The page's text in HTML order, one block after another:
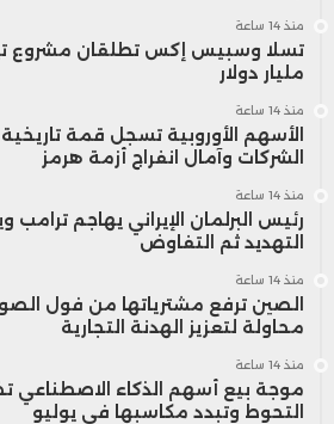
منذ 14 ساعة
مليار دولار
منذ 14 ساعة
الأسهم الأوروبية تسجل قمة
الشركات وآمال انفراج أزمة هرمز
منذ 14 ساعة
رئيس البرلمان الإيراني يهاجم
التهديد ثم التفاوض
منذ 14 ساعة
الصين ترفع مشترياتها من فول
محاولة لتعزيز الهدنة التجارية
منذ 14 ساعة
موجة بيع أسهم الذكاء
التحوط وتبدد مكاسبها في يوليو